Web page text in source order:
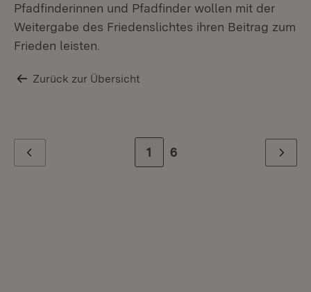
Pfadfinderinnen und Pfadfinder wollen mit der
Weitergabe des Friedenslichtes ihren Beitrag zum
Frieden leisten.
Zurück zur Übersicht
Zur Seite
1 Zur letzten Seite
6 Weiter